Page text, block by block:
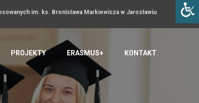
im. ks. Bronisława Markiewicza w Jarosławiu
PROJEKTY ERASMUS+ KONTAKT